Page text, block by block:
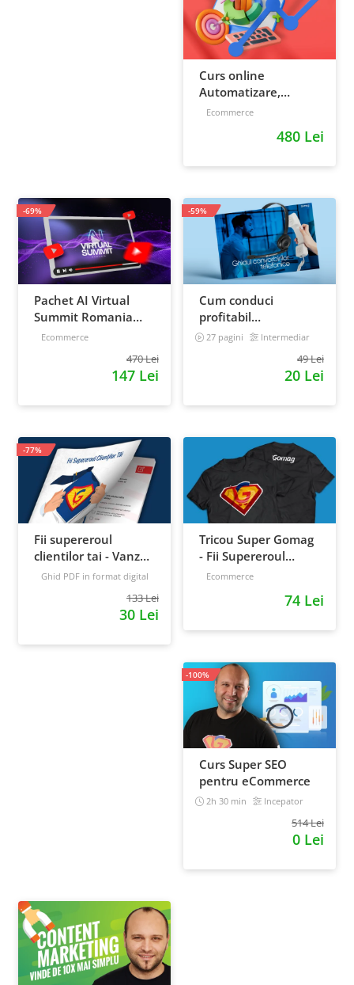
Curs online
Automatizare,
scalare si loializare:
strategia de business
Ecommerce
480 Lei
Pachet AI Virtual
Summit Romania
2026: inregistrari +
Ecommerce
470 Lei
147 Lei
-69%
Cum conduci
profitabil
convorbirile
27 pagini Intermediar
49 Lei
20 Lei
-59%
Fii supereroul
clientilor tai - Vanzari
pe pilot automat
Ghid PDF in format digital
133 Lei
30 Lei
-77%
Tricou Super Gomag
- Fii Supereroul
Clientilor Tai
Ecommerce
74 Lei
Curs Super SEO
pentru eCommerce
2h 30 min Incepator
514 Lei
0 Lei
-100%